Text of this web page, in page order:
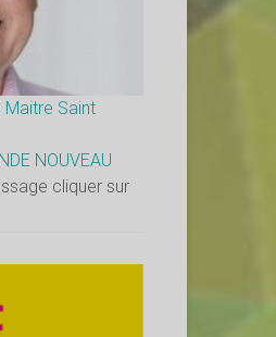
Maitre Saint
NOUVEAU
cliquer sur